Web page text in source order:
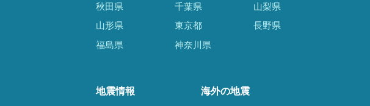
秋田県
山形県
福島県
千葉県
東京都
神奈川県
山梨県
長野県
地震情報 海外の地震